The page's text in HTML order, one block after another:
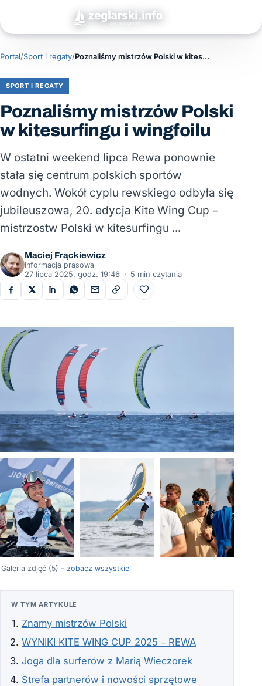
Portal/Sport i regaty/ Poznaliśmy mistrzów Polski w kitesurfingu i wingfoilu
SPORT I REGATY
Poznaliśmy mistrzów Polski
w kitesurfingu i wingfoilu
W ostatni weekend lipca Rewa ponownie
stała się centrum polskich sportów
wodnych. Wokół cyplu rewskiego odbyła się
jubileuszowa, 20. edycja Kite Wing Cup –
mistrzostw Polski w kitesurfingu …
Maciej Frąckiewicz
informacja prasowa
27 lipca 2025, godz. 19:46 · 5 min czytania
Do ulubionych
Galeria zdjęć (5) - zobacz wszystkie
W TYM ARTYKULE
Znamy mistrzów Polski
WYNIKI KITE WING CUP 2025 – REWA
Joga dla surferów z Marią Wieczorek
Strefa partnerów i nowości sprzętowe